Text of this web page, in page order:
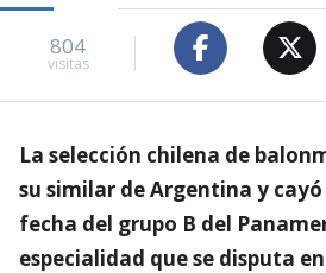
804
visitas
La selección chilena de
su similar de Argentina y
fecha del grupo B del
especialidad que se disputa